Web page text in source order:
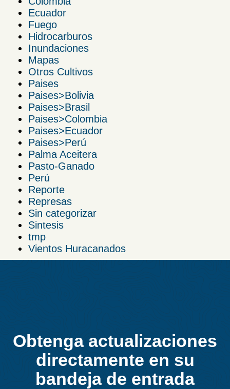
Ecuador
Fuego
Hidrocarburos
Inundaciones
Mapas
Otros Cultivos
Paises
Paises>Bolivia
Paises>Brasil
Paises>Colombia
Paises>Ecuador
Paises>Perú
Palma Aceitera
Pasto-Ganado
Perú
Reporte
Represas
Sin categorizar
Sintesis
tmp
Vientos Huracanados
Obtenga actualizaciones
directamente en su
bandeja de entrada